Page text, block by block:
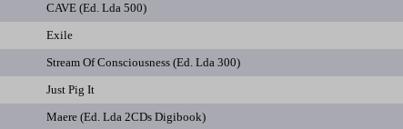
CAVE (Ed. Lda 500)
Exile
Stream Of Consciousness (Ed. Lda 300)
Just Pig It
Maere (Ed. Lda 2CDs Digibook)